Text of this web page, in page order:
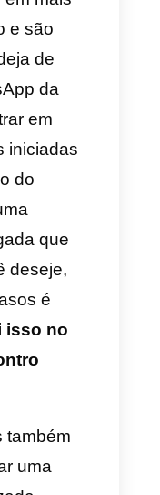
tipo de
dos anúncios
simples,
anúncios
o
se possam